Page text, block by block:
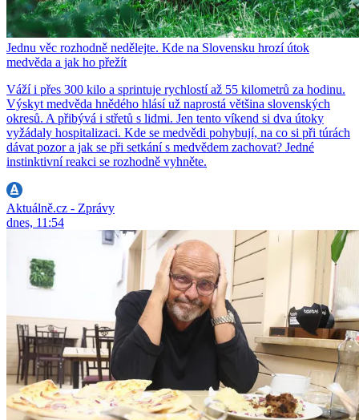
Jednu věc rozhodně nedělejte. Kde na Slovensku hrozí útok
medvěda a jak ho přežít
Váží i přes 300 kilo a sprintuje rychlostí až 55 kilometrů za hodinu.
Výskyt medvěda hnědého hlásí už naprostá většina slovenských
okresů. A přibývá i střetů s lidmi. Jen tento víkend si dva útoky
vyžádaly hospitalizaci. Kde se medvědi pohybují, na co si při túrách
dávat pozor a jak se při setkání s medvědem zachovat? Jedné
instinktivní reakci se rozhodně vyhněte.
Aktuálně.cz - Zprávy
dnes, 11:54